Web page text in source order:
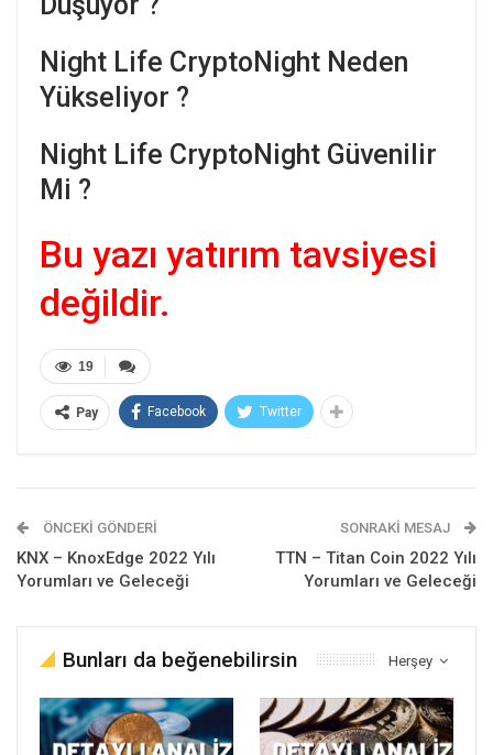
Night Life CryptoNight Neden
Yükseliyor ?
Night Life CryptoNight Güvenilir
Mi ?
Bu yazı yatırım tavsiyesi
değildir.
19
Pay Facebook Twitter
ÖNCEKI GÖNDERI
KNX – KnoxEdge 2022 Yılı
Yorumları ve Geleceği
SONRAKI MESAJ
TTN – Titan Coin 2022 Yılı
Yorumları ve Geleceği
Herşey
Bunları da beğenebilirsin